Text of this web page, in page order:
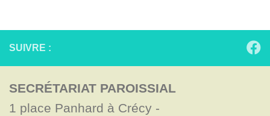
SUIVRE :
SECRÉTARIAT PAROISSIAL
1 place Panhard à Crécy -